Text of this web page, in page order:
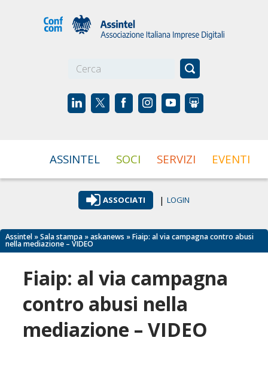
ASSINTEL SOCI SERVIZI EVENTI
ASSOCIATI | LOGIN
Assintel »Sala stampa »askanews » Fiaip: al via campagna contro abusi
nella mediazione – VIDEO
Fiaip: al via campagna
contro abusi nella
mediazione – VIDEO